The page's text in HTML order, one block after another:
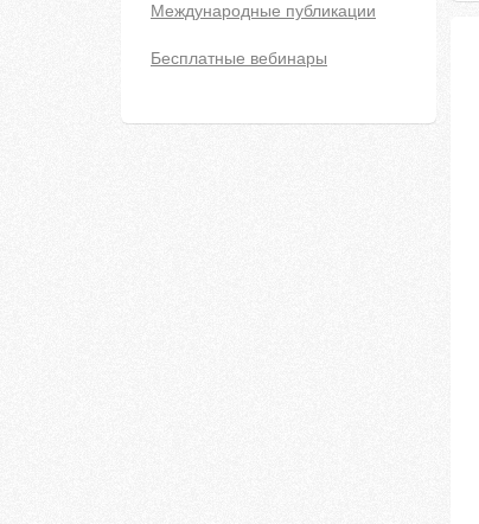
Международные публикации
Бесплатные вебинары